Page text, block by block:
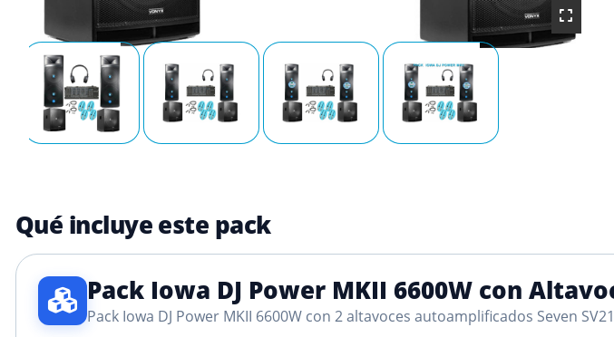
Qué incluye este pack
Pack Iowa DJ Power MKII 6600W con
Pack Iowa DJ Power MKII 6600W con 2 altavoces autoamplificados Seven